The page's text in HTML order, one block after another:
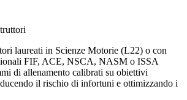
laureati in Scienze Motorie (L22) o con
FIF, ACE, NSCA, NASM o ISSA
di allenamento calibrati su obiettivi
il rischio di infortuni e ottimizzando i